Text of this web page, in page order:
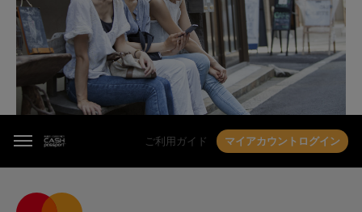
Menu ご利用ガイド マイアカウントログイン
用等の恐れのある取引傾向の場合には、一時的にカー
ド利用をストップとさせていただくことがあります。
この場合はカードサービスにご連絡ください。ご本人
様の利用の確認が取れればすぐにカードの停止を解除
いたします。